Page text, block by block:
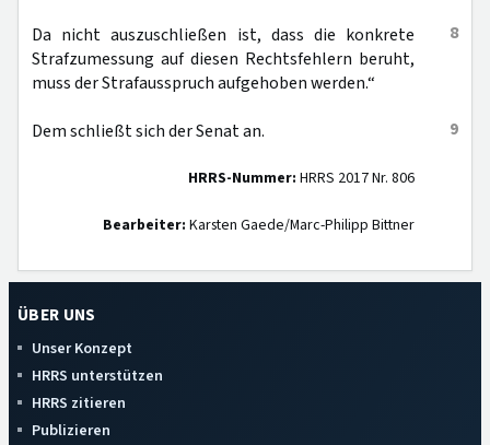
8
Da nicht auszuschließen ist, dass die konkrete
Strafzumessung auf diesen Rechtsfehlern beruht,
muss der Strafausspruch aufgehoben werden.“
9
Dem schließt sich der Senat an.
HRRS-Nummer: HRRS 2017 Nr. 806
Bearbeiter: Karsten Gaede/Marc-Philipp Bittner
ÜBER UNS
Unser Konzept
HRRS unterstützen
HRRS zitieren
Publizieren